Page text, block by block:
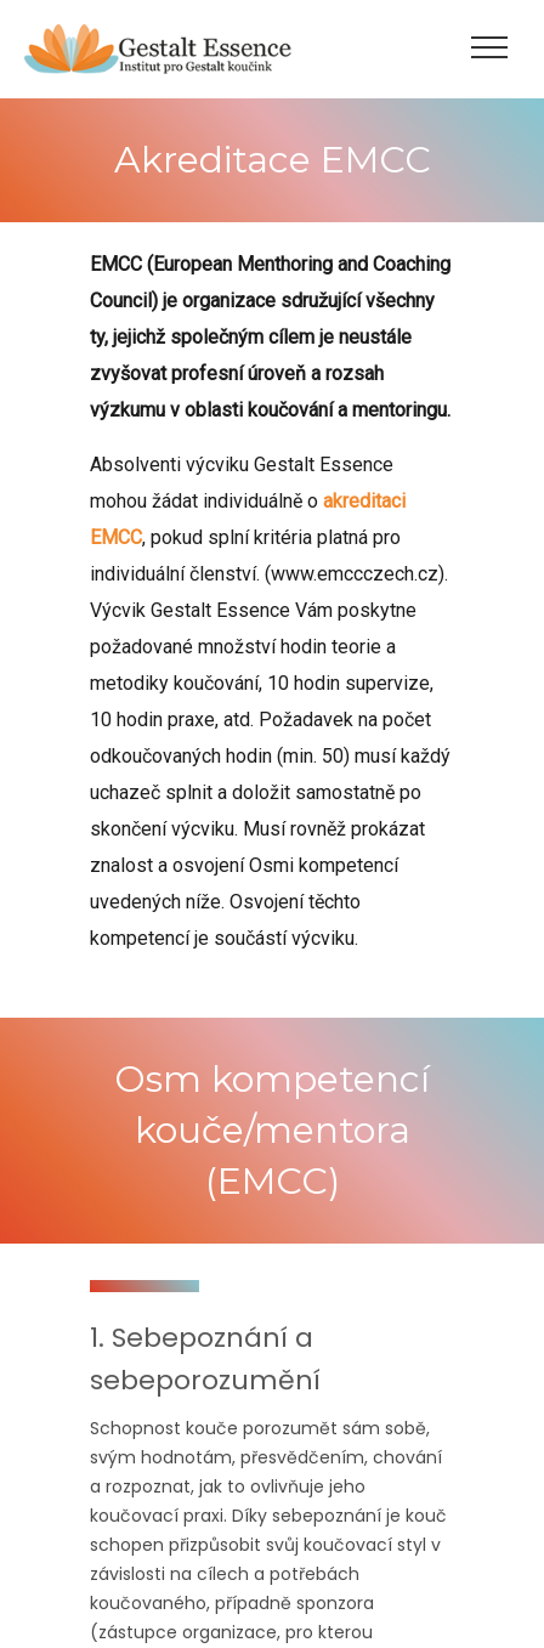
Akreditace EMCC
EMCC (European Menthoring and Coaching
Council) je organizace sdružující všechny
ty, jejichž společným cílem je neustále
zvyšovat profesní úroveň a rozsah
výzkumu v oblasti koučování a mentoringu.
Absolventi výcviku Gestalt Essence
mohou žádat individuálně o akreditaci
EMCC, pokud splní kritéria platná pro
individuální členství. (www.emccczech.cz).
Výcvik Gestalt Essence Vám poskytne
požadované množství hodin teorie a
metodiky koučování, 10 hodin supervize,
10 hodin praxe, atd. Požadavek na počet
odkoučovaných hodin (min. 50) musí každý
uchazeč splnit a doložit samostatně po
skončení výcviku. Musí rovněž prokázat
znalost a osvojení Osmi kompetencí
uvedených níže. Osvojení těchto
kompetencí je součástí výcviku.
Osm kompetencí
kouče/mentora
(EMCC)
1. Sebepoznání a
sebeporozumění
Schopnost kouče porozumět sám sobě,
svým hodnotám, přesvědčením, chování
a rozpoznat, jak to ovlivňuje jeho
koučovací praxi. Díky sebepoznání je kouč
schopen přizpůsobit svůj koučovací styl v
závislosti na cílech a potřebách
koučovaného, případně sponzora
(zástupce organizace, pro kterou